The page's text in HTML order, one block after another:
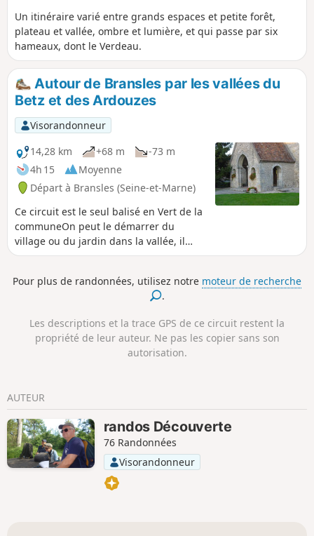
Un itinéraire varié entre grands espaces et petite forêt,
plateau et vallée, ombre et lumière, et qui passe par six
hameaux, dont le Verdeau.
Autour de Bransles par les vallées du
Betz et des Ardouzes
Visorandonneur
14,28 km
+68 m
-73 m
4h 15
Moyenne
Départ à Bransles (Seine-et-Marne)
Ce circuit est le seul balisé en Vert de la
communeOn peut le démarrer du
village ou du jardin dans la vallée, il
emprunte deux superbes vallées, celle
des Ardouzes, passe devant l'église
classée du village et le Château du Mez
commune de Dordives).
Pour plus de randonnées, utilisez notre moteur de recherche
.
Les descriptions et la trace GPS de ce circuit restent la
propriété de leur auteur. Ne pas les copier sans son
autorisation.
AUTEUR
randos Découverte
76 Randonnées
Visorandonneur